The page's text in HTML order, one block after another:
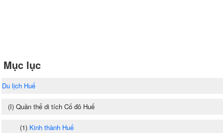
Mục lục
Du lịch Huế
(I) Quần thể di tích Cố đô Huế
(1) Kinh thành Huế